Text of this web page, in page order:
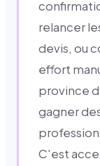
relancer
devis, ou
effort
province
gagner
C'est